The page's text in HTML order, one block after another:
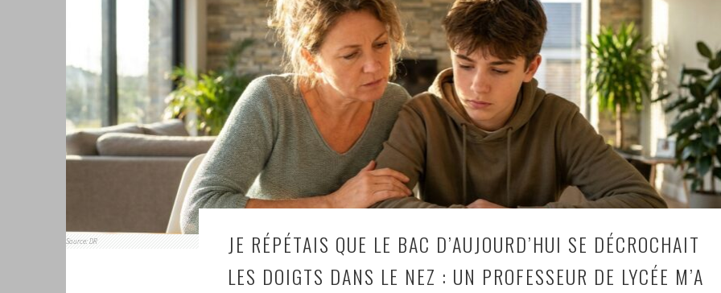
Source: DR
JE RÉPÉTAIS QUE LE BAC D’AUJOURD’HUI SE DÉCROCHAIT
LES DOIGTS DANS LE NEZ : UN PROFESSEUR DE LYCÉE M’A